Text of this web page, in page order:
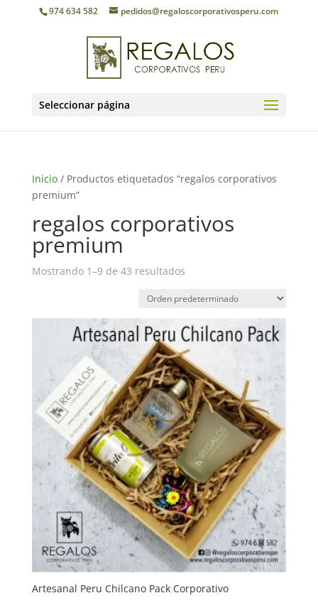
974 634 582 pedidos@regaloscorporativosperu.com
Seleccionar página
Inicio/ Productos etiquetados “regalos corporativos
premium”
regalos corporativos
premium
Mostrando 1–9 de 43 resultados
Artesanal Peru Chilcano Pack Corporativo